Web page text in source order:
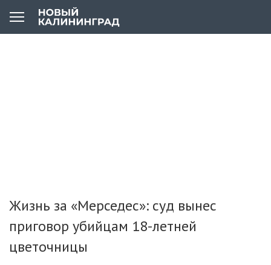
Жизнь за «Мерседес»: суд вынес
приговор убийцам 18-летней
цветочницы